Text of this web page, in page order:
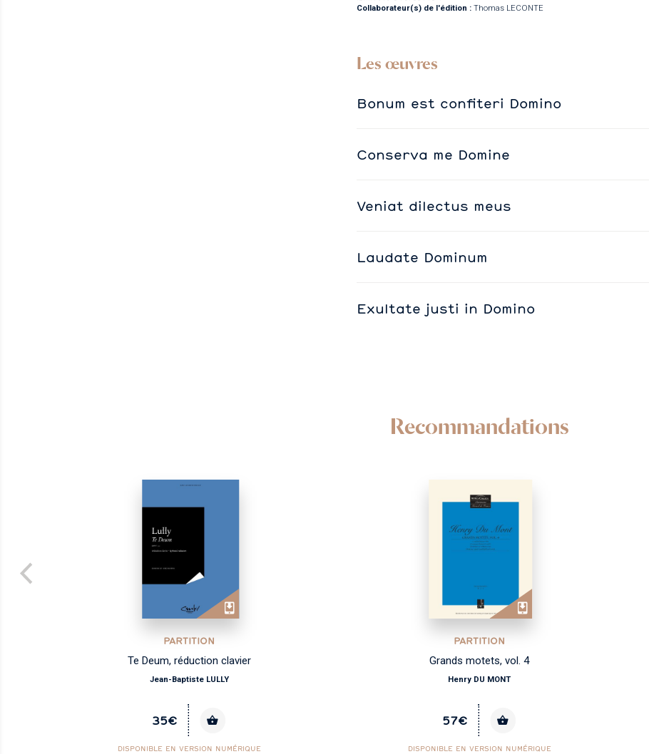
Collaborateur(s) de l'édition : Thomas LECONTE
Les œuvres
Bonum est confiteri Domino
Conserva me Domine
Veniat dilectus meus
Laudate Dominum
Exultate justi in Domino
Recommandations
PARTITION
Te Deum, réduction clavier
Jean-Baptiste LULLY
35€
DISPONIBLE EN VERSION NUMÉRIQUE
PARTITION
Grands motets, vol. 4
Henry DU MONT
57€
DISPONIBLE EN VERSION NUMÉRIQUE